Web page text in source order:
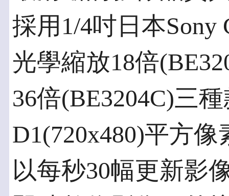
採用1/4吋日本
光學縮放18倍
36倍(BE3204C)三
D1(720x480)平方
以每秒30幅更新影